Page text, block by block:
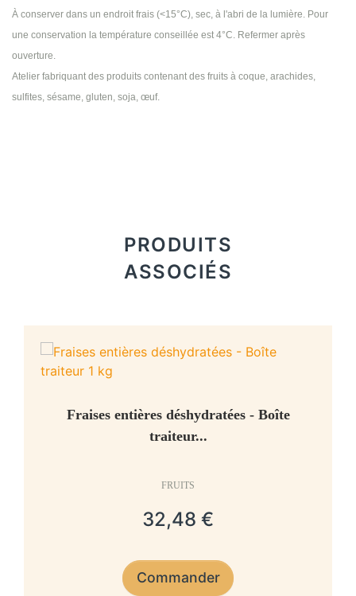
À conserver dans un endroit frais (<15°C), sec, à l'abri de la lumière. Pour
une conservation la température conseillée est 4°C. Refermer après
ouverture.
Atelier fabriquant des produits contenant des fruits à coque, arachides,
sulfites, sésame, gluten, soja, œuf.
PRODUITS
ASSOCIÉS
Fraises entières déshydratées - Boîte
traiteur...
FRUITS
32,48 €
Commander